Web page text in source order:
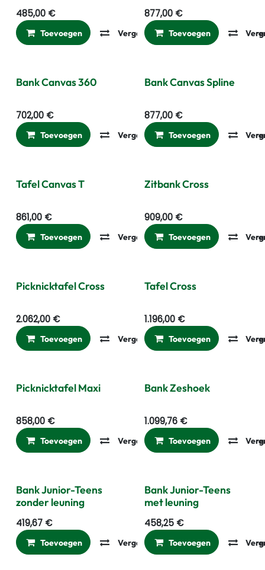
485,00 €
Toevoegen Vergelijken Toevoegen aan
877,00€
Toevoegen
Bank Canvas 360
702,00 €
Toevoegen Vergelijken Toevoegen aan
Bank Canvas Spline
877,00€
Toevoegen
Tafel Canvas T
861,00 €
Toevoegen Vergelijken Toevoegen aan
Zitbank Cross
909,00€
Toevoegen
Picknicktafel Cross
2.062,00 €
Toevoegen Vergelijken Toevoegen aan
Tafel Cross
1.196,00€
Toevoegen
Picknicktafel Maxi
858,00 €
Toevoegen Vergelijken Toevoegen aan
Bank Zeshoek
1.099,76€
Toevoegen
Bank Junior-Teens
zonder leuning
419,67 €
Toevoegen Vergelijken Toevoegen aan
Bank Junior-Teens
met leuning
458,25€
Toevoegen